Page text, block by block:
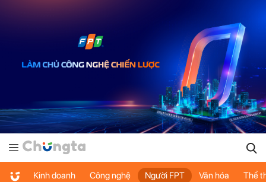
Kinh doanh Công nghệ Người FPT Văn hóa Thể